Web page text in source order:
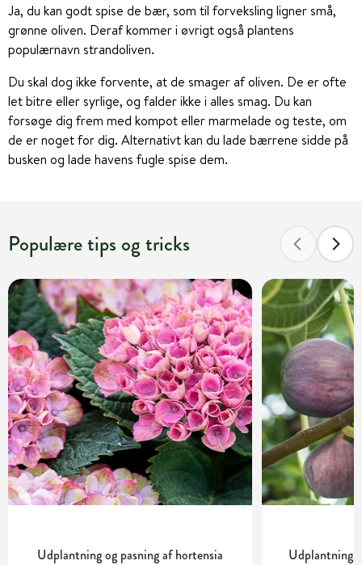
Ja, du kan godt spise de bær, som til forveksling ligner små,
grønne oliven. Deraf kommer i øvrigt også plantens
populærnavn strandoliven.
Du skal dog ikke forvente, at de smager af oliven. De er ofte
let bitre eller syrlige, og falder ikke i alles smag. Du kan
forsøge dig frem med kompot eller marmelade og teste, om
de er noget for dig. Alternativt kan du lade bærrene sidde på
busken og lade havens fugle spise dem.
Populære tips og tricks
Udplantning og pasning af hortensia Udplantning